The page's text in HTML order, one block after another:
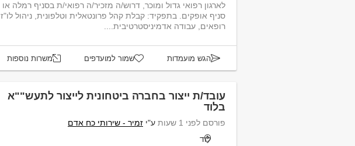
לארגון רפואי גדול ומוכר, דרוש/ה מזכיר/ה רפואי/ת בסניף רמלה או
סניף אופקים. בתפקיד: קבלת קהל פרונטאלית וטלפונית, ניהול לו"ז
רופאים, עבודה אדמיניסטרטיבית....
הגש מועמדות שמור למועדפים משרות נוספות
עובד/ת ייצור בחברה ביטחונית לייצור לתעש""א
בלוד
פורסם לפני 1 שעות ע"י זמיר - שירותי כח אדם
לוד